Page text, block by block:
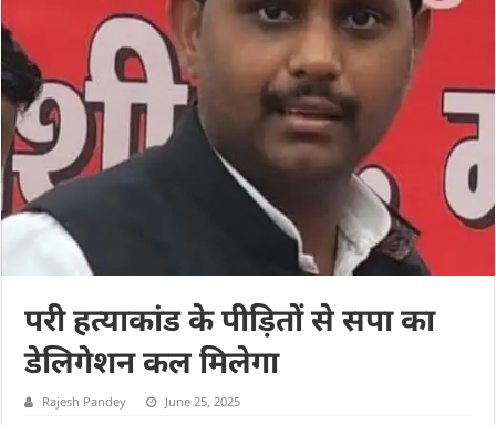
परी हत्याकांड के पीड़ितों से सपा का
डेलिगेशन कल मिलेगा
Rajesh Pandey June 25, 2025